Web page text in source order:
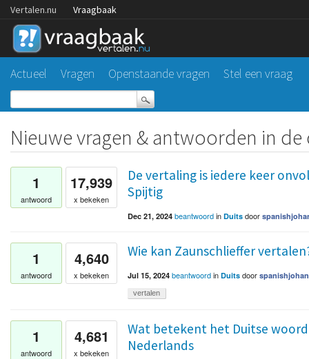
Vertalen.nu Vraagbaak
Actueel Vragen Openstaande vragen Stel een vraag
Nieuwe vragen & antwoorden in
1
antwoord
17,939
x bekeken
De vertaling is iedere keer
Spijtig
Dec 21, 2024 beantwoordin Duits door
1
antwoord
4,640
x bekeken
Wie kan Zaunschlieffer
Jul 15, 2024 beantwoordin Duits door spanishjohan
vertalen
1
antwoord
4,681
x bekeken
Wat betekent het Duitse
Nederlands